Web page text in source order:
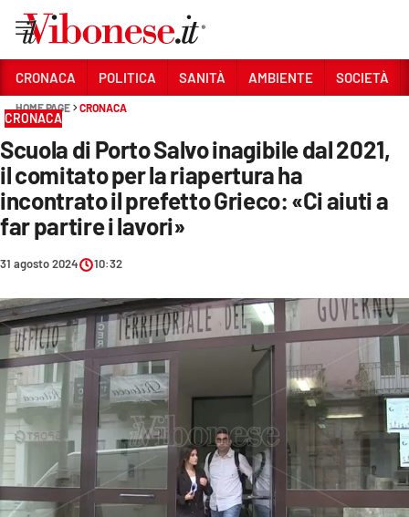
Sezioni
CRONACA
POLITICA
SANITÀ
AMBIENTE
SOCIETÀ
CULTURA
ECONOMIA E LAVORO
EVENTI
Streaming
CRONACA POLITICA SANITÀ AMBIENTE SOCIETÀ
HOME PAGE CRONACA
CRONACA
Scuola di Porto Salvo inagibile dal 2021,
il comitato per la riapertura ha
incontrato il prefetto Grieco: «Ci aiuti a
far partire i lavori»
31 agosto 2024 10:32